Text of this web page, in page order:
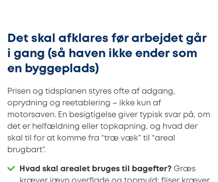
Det skal afklares før arbejdet går
i gang (så haven ikke ender som
en byggeplads)
Prisen og tidsplanen styres ofte af adgang,
oprydning og reetablering – ikke kun af
motorsaven. En besigtigelse giver typisk svar på, om
det er helfældning eller topkapning, og hvad der
skal til for at komme fra “træ væk” til “areal
brugbart”.
Hvad skal arealet bruges til bagefter? Græs